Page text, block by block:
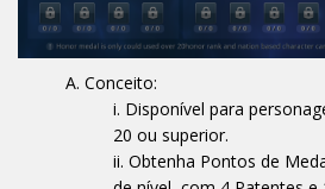
Conceito:
Disponível para
20 ou superior.
Obtenha Pontos de